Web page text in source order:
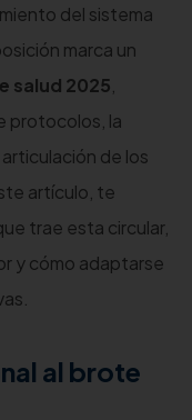
del sistema
marca un
salud 2025
protocolos, la
de los
artículo, te
trae esta circular,
y cómo adaptarse
al brote